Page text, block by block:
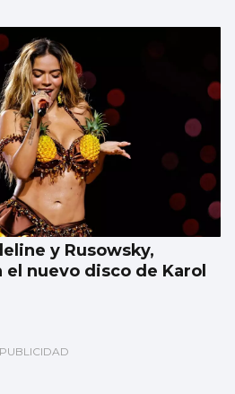
y Rusowsky,
nuevo disco de Karol